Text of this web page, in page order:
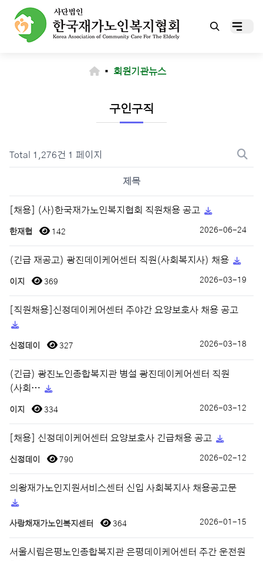
▪ 회원기관뉴스
구인구직
Total 1,276건 1 페이지
제목
[채용] (사)한국재가노인복지협회 직원채용 공고
한재협 142 2026-06-24
(긴급 재공고) 광진데이케어센터 직원(사회복지사) 채용
이지 369 2026-03-19
[직원채용]신정데이케어센터 주야간 요양보호사 채용 공고
신정데이 327 2026-03-18
(긴급) 광진노인종합복지관 병설 광진데이케어센터 직원
(사회…
이지 334 2026-03-12
[채용] 신정데이케어센터 요양보호사 긴급채용 공고
신정데이 790 2026-02-12
의왕재가노인지원서비스센터 신입 사회복지사 채용공고문
사랑채재가노인복지센터 364 2026-01-15
서울시립은평노인종합복지관 은평데이케어센터 주간 운전원